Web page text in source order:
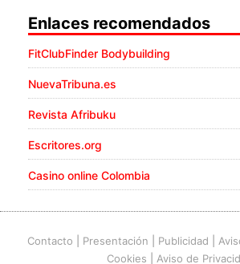
Enlaces recomendados
FitClubFinder Bodybuilding
NuevaTribuna.es
Revista Afribuku
Escritores.org
Casino online Colombia
Contacto Presentación Publicidad
Cookies
Aviso de